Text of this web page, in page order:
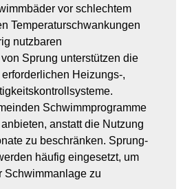
vor schlechtem
Temperaturschwankungen
nutzbaren
Sprung unterstützen die
Heizungs-,
Schwimmprogramme
anstatt die Nutzung
zu beschränken. Sprung-
häufig eingesetzt, um
Schwimmanlage zu